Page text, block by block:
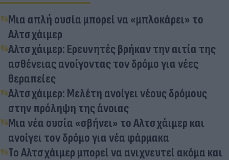
Μια απλή ουσία μπορεί να «μπλοκάρει» το
Αλτσχάιμερ
Αλτσχάιμερ: Ερευνητές βρήκαν την αιτία της
ασθένειας ανοίγοντας τον δρόμο για νέες
θεραπείες
Αλτσχάιμερ: Μελέτη ανοίγει νέους δρόμους
στην πρόληψη της άνοιας
Μια νέα ουσία «σβήνει» το Αλτσχάιμερ και
ανοίγει τον δρόμο για νέα φάρμακα
Το Αλτσχάιμερ μπορεί να ανιχνευτεί ακόμα και